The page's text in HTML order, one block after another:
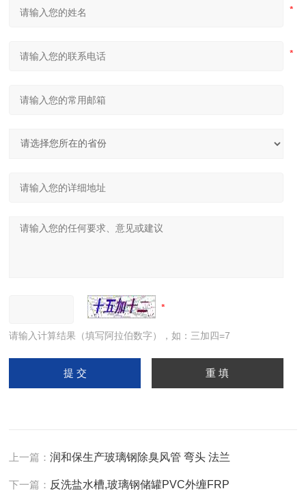
请输入计算结果（填写阿拉伯数字），如：三加四=7
上一篇：润和保生产玻璃钢除臭风管 弯头 法兰
下一篇： 反洗盐水槽,玻璃钢储罐PVC外缠FRP